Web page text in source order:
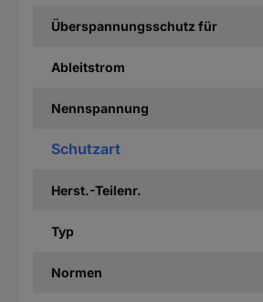
Überspannungsschutz für
Ableitstrom
Nennspannung
Schutzart
Herst.-Teilenr.
Typ
Normen